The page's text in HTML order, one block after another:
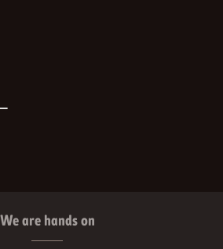
We are hands on